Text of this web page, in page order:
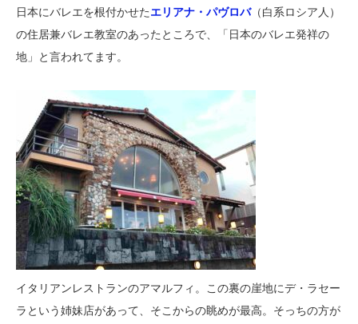
日本にバレエを根付かせたエリアナ・パヴロバ（白系ロシア人）
の住居兼バレエ教室のあったところで、「日本のバレエ発祥の
地」と言われてます。
イタリアンレストランのアマルフィ。この裏の崖地にデ・ラセー
ラという姉妹店があって、そこからの眺めが最高。そっちの方が